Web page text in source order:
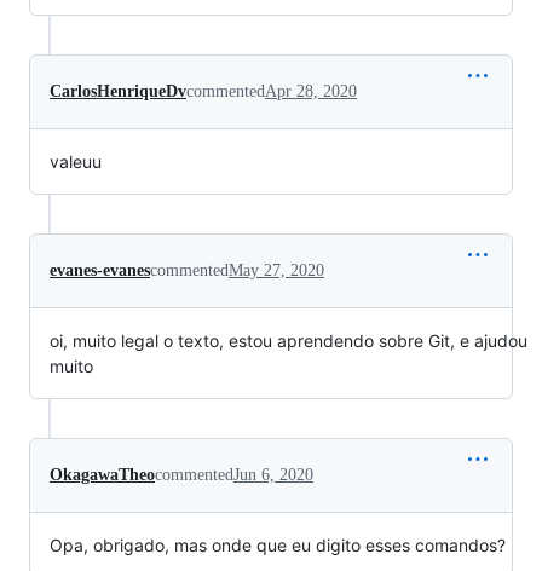
CarlosHenriqueDvcommentedApr 28, 2020
valeuu
evanes-evanescommentedMay 27, 2020
oi, muito legal o texto, estou aprendendo sobre Git, e ajudou
muito
OkagawaTheocommentedJun 6, 2020
Opa, obrigado, mas onde que eu digito esses comandos?